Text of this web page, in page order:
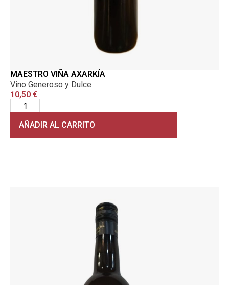
MAESTRO VIÑA AXARKÍA
Vino Generoso y Dulce
10,50 €
AÑADIR AL CARRITO